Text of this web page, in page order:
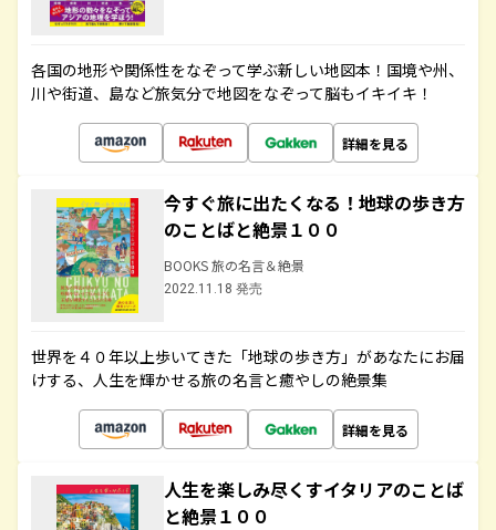
各国の地形や関係性をなぞって学ぶ新しい地図本！国境や州、
川や街道、島など旅気分で地図をなぞって脳もイキイキ！
詳細を見る
今すぐ旅に出たくなる！地球の歩き方
のことばと絶景１００
BOOKS 旅の名言＆絶景
2022.11.18 発売
世界を４０年以上歩いてきた「地球の歩き方」があなたにお届
けする、人生を輝かせる旅の名言と癒やしの絶景集
詳細を見る
人生を楽しみ尽くすイタリアのことば
と絶景１００